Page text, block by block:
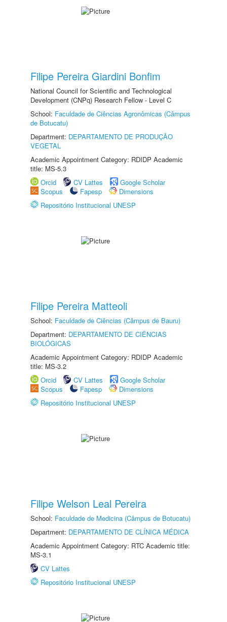
Filipe Pereira Giardini Bonfim
National Council for Scientific and Technological
Development (CNPq) Research Fellow - Level C
School: Faculdade de Ciências Agronômicas (Câmpus
de Botucatu)
Department: DEPARTAMENTO DE PRODUÇÃO
VEGETAL
Academic Appointment Category: RDIDP Academic
title: MS-5.3
Orcid
CV Lattes
Google Scholar
Scopus
Fapesp
Dimensions
Repositório Institucional UNESP
Filipe Pereira Matteoli
School: Faculdade de Ciências (Câmpus de Bauru)
Department: DEPARTAMENTO DE CIÊNCIAS
BIOLÓGICAS
Academic Appointment Category: RDIDP Academic
title: MS-3.2
Orcid
CV Lattes
Google Scholar
Scopus
Fapesp
Dimensions
Repositório Institucional UNESP
Filipe Welson Leal Pereira
School: Faculdade de Medicina (Câmpus de Botucatu)
Department: DEPARTAMENTO DE CLÍNICA MÉDICA
Academic Appointment Category: RTC Academic title:
MS-3.1
CV Lattes
Repositório Institucional UNESP